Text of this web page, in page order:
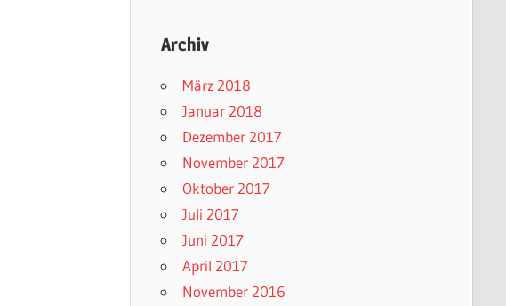
Archiv
März 2018
Januar 2018
Dezember 2017
November 2017
Oktober 2017
Juli 2017
Juni 2017
April 2017
November 2016